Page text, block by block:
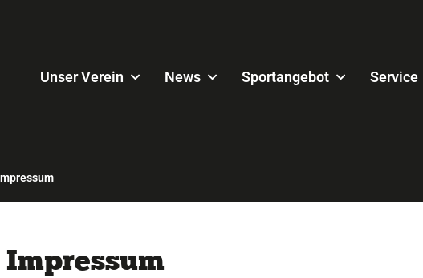
Unser Verein News Sportangebot Service
Impressum